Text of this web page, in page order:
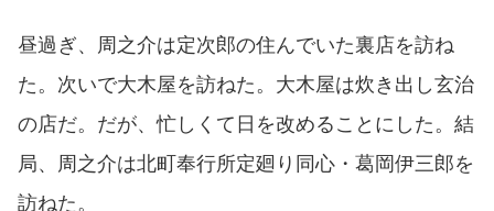
昼過ぎ、周之介は定次郎の住んでいた裏店を訪ね
た。次いで大木屋を訪ねた。大木屋は炊き出し玄治
の店だ。だが、忙しくて日を改めることにした。結
局、周之介は北町奉行所定廻り同心・葛岡伊三郎を
訪ねた。